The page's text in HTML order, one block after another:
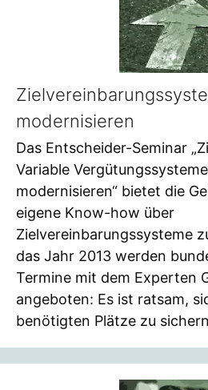
modernisieren
Das Entscheider-Seminar
Variable
modernisieren“ bietet die
eigene Know-how über
Zielvereinbarungssysteme
das Jahr 2013 werden
Termine mit dem Experten
angeboten: Es ist ratsam,
benötigten Plätze zu